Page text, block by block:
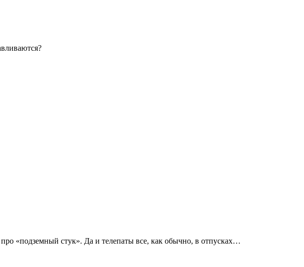
«подземный стук». Да и телепаты все, как обычно, в отпусках…